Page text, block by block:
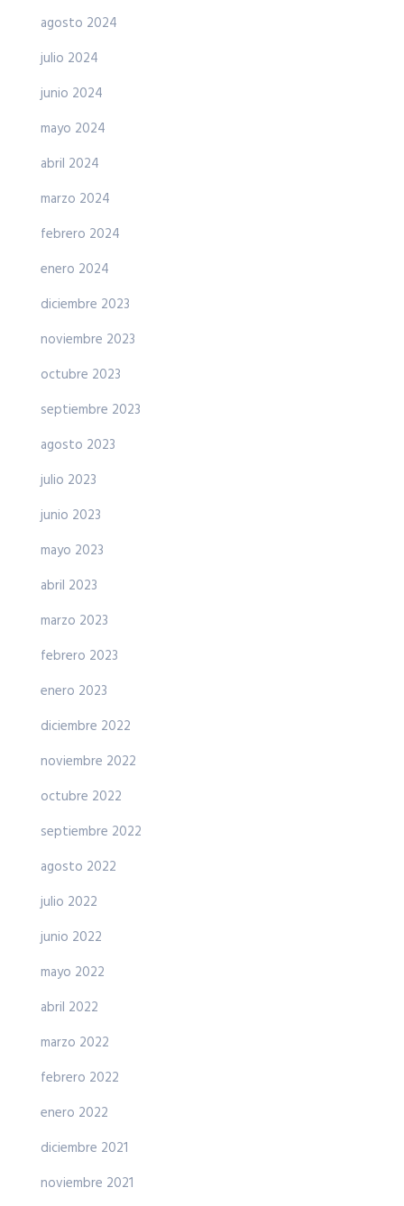
agosto 2024
julio 2024
junio 2024
mayo 2024
abril 2024
marzo 2024
febrero 2024
enero 2024
diciembre 2023
noviembre 2023
octubre 2023
septiembre 2023
agosto 2023
julio 2023
junio 2023
mayo 2023
abril 2023
marzo 2023
febrero 2023
enero 2023
diciembre 2022
noviembre 2022
octubre 2022
septiembre 2022
agosto 2022
julio 2022
junio 2022
mayo 2022
abril 2022
marzo 2022
febrero 2022
enero 2022
diciembre 2021
noviembre 2021